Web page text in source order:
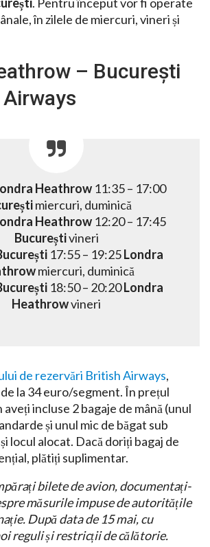
în zilele de miercuri, vineri și
– București
Heathrow11:35 – 17:00
miercuri, duminică
Heathrow12:20 – 17:45
Bucureștivineri
17:55 – 19:25Londra
miercuri, duminică
18:50 – 20:20Londra
Heathrowvineri
de rezervări British Airways,
la 34 euro/segment. În prețul
incluse 2 bagaje de mână (unul
și unul mic de băgat sub
locul alocat. Dacă doriți bagaj de
plătiți suplimentar.
bilete de avion, documentați-
măsurile impuse de autoritățile
După data de 15 mai, cu
reguli și restricții de călătorie.